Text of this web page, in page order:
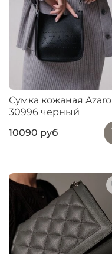
Сумка кожаная Azaro
30996 черный
10090 руб